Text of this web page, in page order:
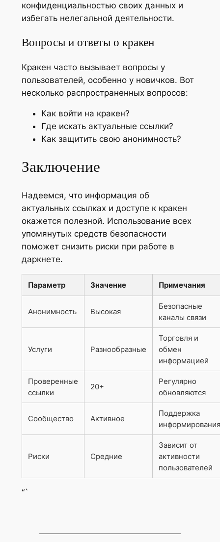
конфиденциальностью своих данных и
избегать нелегальной деятельности.
Вопросы и ответы о кракен
Кракен часто вызывает вопросы у
пользователей, особенно у новичков. Вот
несколько распространенных вопросов:
Как войти на кракен?
Где искать актуальные ссылки?
Как защитить свою анонимность?
Заключение
Надеемся, что информация об
актуальных ссылках и доступе к кракен
окажется полезной. Использование всех
упомянутых средств безопасности
поможет снизить риски при работе в
даркнете.
Параметр Значение Примечания
Анонимность Высокая
Безопасные
каналы связи
Услуги Разнообразные
Торговля и
обмен
информацией
Проверенные
ссылки
20+
Регулярно
обновляются
Сообщество Активное
Поддержка
информирования
Риски Средние
Зависит от
активности
пользователей
“`